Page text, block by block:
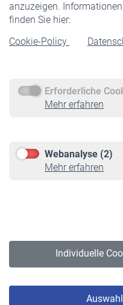
anzuzeigen.
finden Sie hier:
Cookie-Policy
Erforderliche
Mehr erfahren
Webanalyse (2)
Mehr erfahren
Individuelle
Rentner
Rentenbeginn
Rente beantragen
Service
Informationen
Online-Rechner
VBLnewsletter
Erklärung zur Barrierefreiheit